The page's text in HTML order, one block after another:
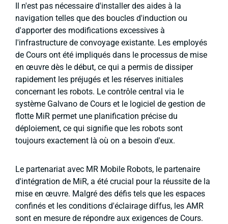
Il n'est pas nécessaire d'installer des aides à la
navigation telles que des boucles d'induction ou
d'apporter des modifications excessives à
l'infrastructure de convoyage existante. Les employés
de Cours ont été impliqués dans le processus de mise
en œuvre dès le début, ce qui a permis de dissiper
rapidement les préjugés et les réserves initiales
concernant les robots. Le contrôle central via le
système Galvano de Cours et le logiciel de gestion de
flotte MiR permet une planification précise du
déploiement, ce qui signifie que les robots sont
toujours exactement là où on a besoin d'eux.
Le partenariat avec MR Mobile Robots, le partenaire
d'intégration de MiR, a été crucial pour la réussite de la
mise en œuvre. Malgré des défis tels que les espaces
confinés et les conditions d'éclairage diffus, les AMR
sont en mesure de répondre aux exigences de Cours.